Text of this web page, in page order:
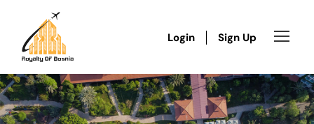
Login Sign Up